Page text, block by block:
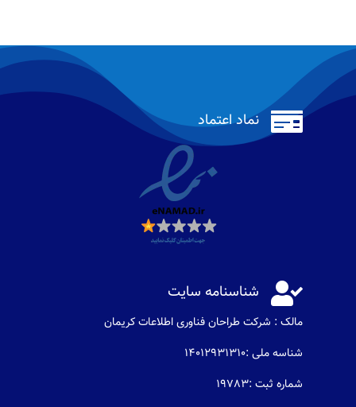
 نماد اعتماد
 شناسنامه سایت
مالک : شرکت طراحان فناوری اطلاعات كريمان
شناسه ملی :14012931310
شماره ثبت :19783